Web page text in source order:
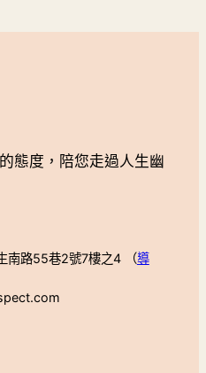
態度，陪您走過人生幽
南路55巷2號7樓之4 （導